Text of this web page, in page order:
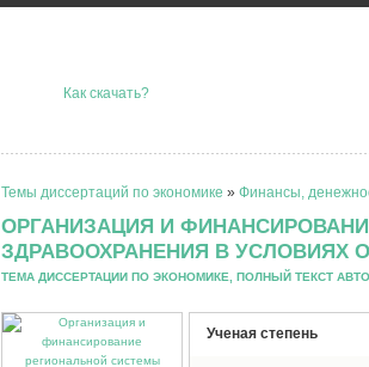
Как скачать?
Темы диссертаций по экономике » Финансы,
ОРГАНИЗАЦИЯ И
ЗДРАВООХРАНЕНИЯ В УСЛОВИЯХ
ТЕМА ДИССЕРТАЦИИ ПО ЭКОНОМИКЕ, ПОЛНЫЙ ТЕКСТ
Ученая степень